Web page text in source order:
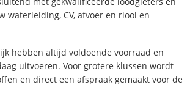
CV, afvoer en riool en
hebben altijd voldoende voorraad en
uitvoeren. Voor grotere klussen wordt
en direct een afspraak gemaakt voor de